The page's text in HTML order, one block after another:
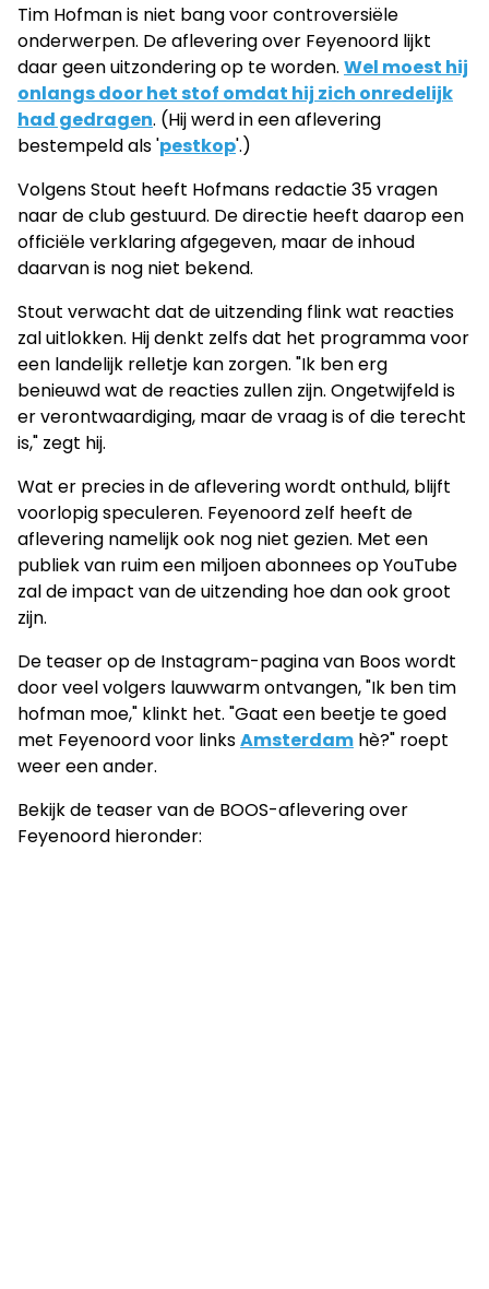
Tim Hofman is niet bang voor controversiële
onderwerpen. De aflevering over Feyenoord lijkt
daar geen uitzondering op te worden. Wel moest hij
onlangs door het stof omdat hij zich onredelijk
had gedragen. (Hij werd in een aflevering
bestempeld als 'pestkop'.)
Volgens Stout heeft Hofmans redactie 35 vragen
naar de club gestuurd. De directie heeft daarop een
officiële verklaring afgegeven, maar de inhoud
daarvan is nog niet bekend.
Stout verwacht dat de uitzending flink wat reacties
zal uitlokken. Hij denkt zelfs dat het programma voor
een landelijk relletje kan zorgen. "Ik ben erg
benieuwd wat de reacties zullen zijn. Ongetwijfeld is
er verontwaardiging, maar de vraag is of die terecht
is," zegt hij.
Wat er precies in de aflevering wordt onthuld, blijft
voorlopig speculeren. Feyenoord zelf heeft de
aflevering namelijk ook nog niet gezien. Met een
publiek van ruim een miljoen abonnees op YouTube
zal de impact van de uitzending hoe dan ook groot
zijn.
De teaser op de Instagram-pagina van Boos wordt
door veel volgers lauwwarm ontvangen, "Ik ben tim
hofman moe," klinkt het. "Gaat een beetje te goed
met Feyenoord voor linksAmsterdam hè?" roept
weer een ander.
Bekijk de teaser van de BOOS-aflevering over
Feyenoord hieronder: